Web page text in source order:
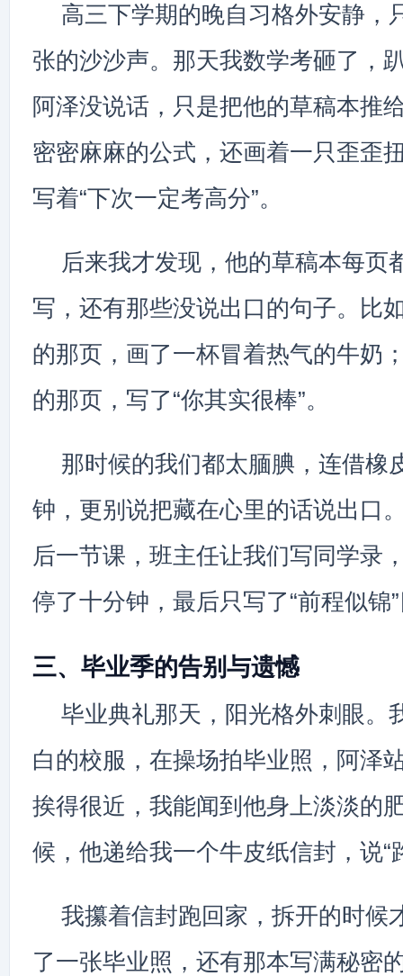
高三下学期的晚自习格外安静，
张的沙沙声。那天我数学考砸了，
阿泽没说话，只是把他的草稿本推
密密麻麻的公式，还画着一只歪歪
写着“下次一定考高分”。
后来我才发现，他的草稿本每页
写，还有那些没说出口的句子。比
的那页，画了一杯冒着热气的牛奶
的那页，写了“你其实很棒”。
那时候的我们都太腼腆，连借橡
钟，更别说把藏在心里的话说出口
后一节课，班主任让我们写同学录
停了十分钟，最后只写了“前程似锦
三、毕业季的告别与遗憾
毕业典礼那天，阳光格外刺眼。
白的校服，在操场拍毕业照，阿泽
挨得很近，我能闻到他身上淡淡的
候，他递给我一个牛皮纸信封，说“
我攥着信封跑回家，拆开的时候
了一张毕业照，还有那本写满秘密